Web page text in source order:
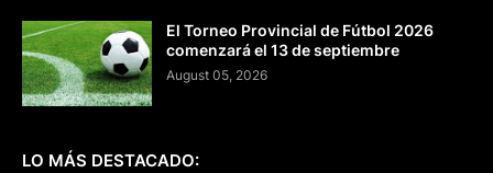
El Torneo Provincial de Fútbol 2026
comenzará el 13 de septiembre
August 05, 2026
LO MÁS DESTACADO: